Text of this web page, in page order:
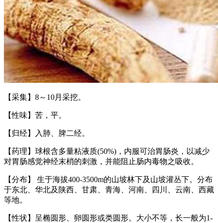
【采集】8～10月采挖。
【性味】苦，平。
【归经】入肺、脾二经。
【药理】球根含多量粘液质(50%)，内服可治胃肠炎，以减少
对胃肠感觉神经末梢的刺激，并能阻止肠内毒物之吸收。
【分布】 生于海拔400-3500m的山坡林下及山坡灌丛下。分布
于东北、华北及陕西、甘肃、青海、河南、四川、云南、西藏
等地。
【性状】呈椭圆形、卵圆形或类圆形。大小不等，长一般为1-